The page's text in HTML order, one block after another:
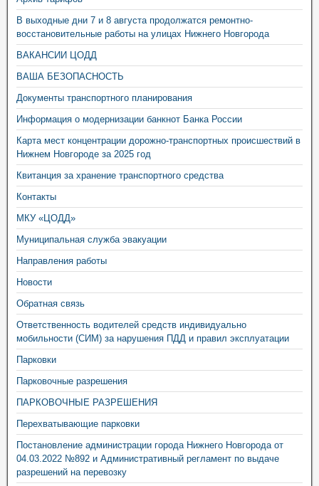
В выходные дни 7 и 8 августа продолжатся ремонтно-
восстановительные работы на улицах Нижнего Новгорода
ВАКАНСИИ ЦОДД
ВАША БЕЗОПАСНОСТЬ
Документы транспортного планирования
Информация о модернизации банкнот Банка России
Карта мест концентрации дорожно-транспортных происшествий в
Нижнем Новгороде за 2025 год
Квитанция за хранение транспортного средства
Контакты
МКУ «ЦОДД»
Муниципальная служба эвакуации
Направления работы
Новости
Обратная связь
Ответственность водителей средств индивидуально
мобильности (СИМ) за нарушения ПДД и правил эксплуатации
Парковки
Парковочные разрешения
ПАРКОВОЧНЫЕ РАЗРЕШЕНИЯ
Перехватывающие парковки
Постановление администрации города Нижнего Новгорода от
04.03.2022 №892 и Административный регламент по выдаче
разрешений на перевозку